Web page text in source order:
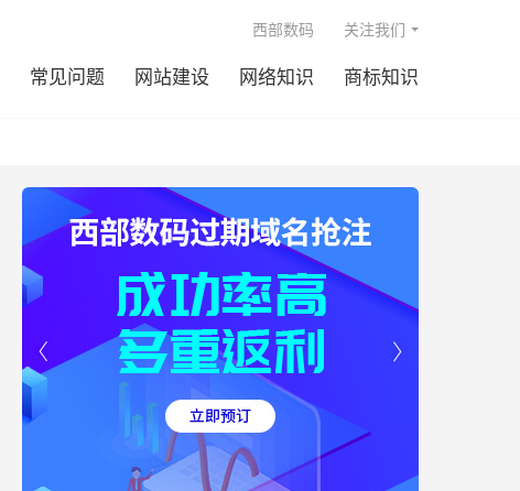
常见问题 网站建设 网络知识 商标知识
西部数码 关注我们

